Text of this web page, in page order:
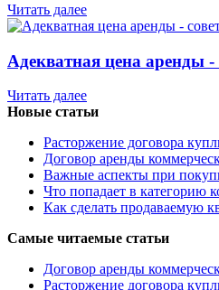
Читать далее
Адекватная цена аренды -
Читать далее
Новые статьи
Расторжение договора
Договор аренды
Важные аспекты при
Что попадает в категорию
Как сделать продаваемую
Самые читаемые статьи
Договор аренды
Расторжение договора